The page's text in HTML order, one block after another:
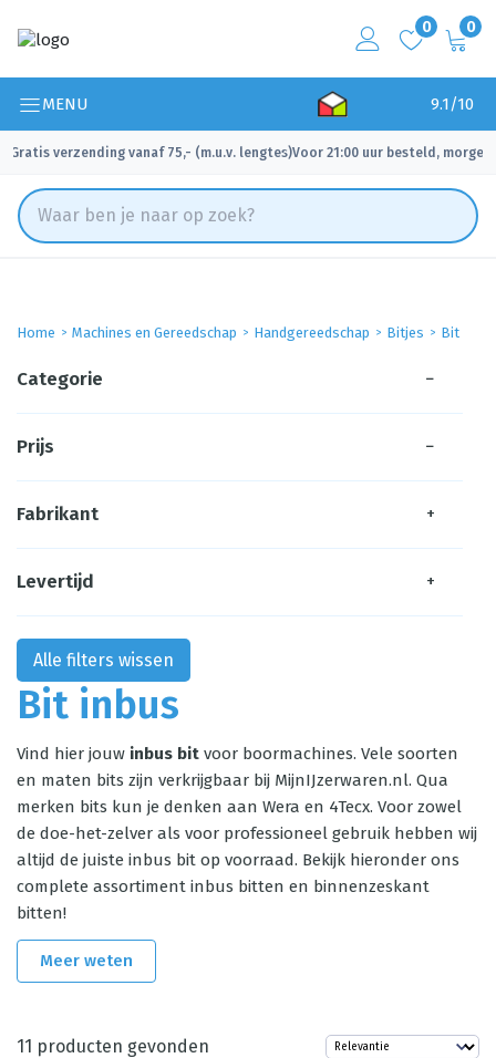
0 0
MENU 9.1/10
Gratis verzending vanaf 75,- (m.u.v. lengtes)
✓ Voor 21:00 uur besteld, morgen
Home Machines en Gereedschap Handgereedschap Bitjes Bit
Bit inbus
Vind hier jouw inbus bit voor boormachines. Vele soorten
en maten bits zijn verkrijgbaar bij MijnIJzerwaren.nl. Qua
merken bits kun je denken aan Wera en 4Tecx. Voor zowel
de doe-het-zelver als voor professioneel gebruik hebben wij
altijd de juiste inbus bit op voorraad. Bekijk hieronder ons
complete assortiment inbus bitten en binnenzeskant
bitten!
Meer weten
11 producten gevonden
Categorie −
Prijs −
Fabrikant +
Levertijd +
Alle filters wissen